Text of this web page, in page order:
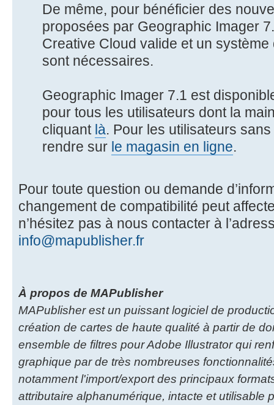
De même, pour bénéficier des
proposées par Geographic Imager
Creative Cloud valide et un système
sont nécessaires.
Geographic Imager 7.1 est
pour tous les utilisateurs dont la
cliquant là. Pour les utilisateurs
rendre sur le magasin en ligne.
Pour toute question ou demande
changement de compatibilité peut
n’hésitez pas à nous contacter à
info@mapublisher.fr
À propos de MAPublisher
MAPublisher est un puissant logiciel de
création de cartes de haute qualité à partir de
ensemble de filtres pour Adobe Illustrator qui
graphique par de très nombreuses
notamment l'import/export des principaux
attributaire alphanumérique, intacte et utilisable